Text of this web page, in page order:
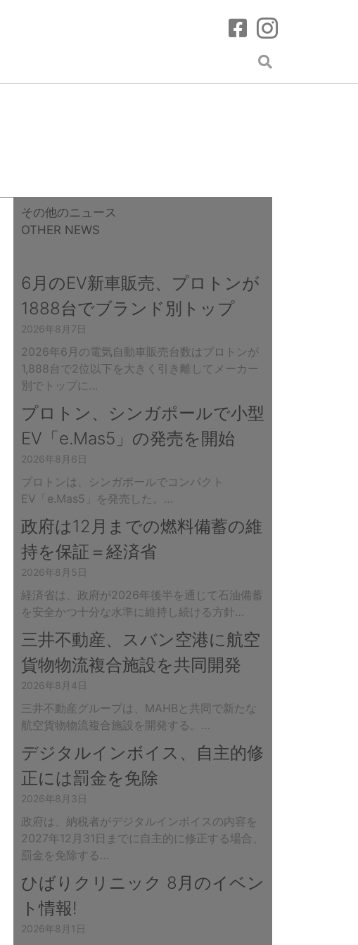
その他のニュース
OTHER NEWS
6月のEV新車販売、プロトンが
1888台でブランド別トップ
2026年8月7日
2026年6月の電気自動車販売台数はプロトンが
1,888台で2位以下を大きく引き離してメーカー
別でトップに…
プロトン、シンガポールで小型
EV「e.Mas5」の発売を開始
2026年8月6日
プロトンは、シンガポールでコンパクト
EV「e.Mas5」を発売した。…
政府は12月までの燃料備蓄の維
持を保証＝経済省
2026年8月5日
経済省は、政府が2026年後半を通じて石油備蓄
を安全かつ十分な水準に維持し続ける方針…
三井不動産、スバン空港に航空
貨物物流複合施設を共同開発
2026年8月4日
三井不動産グループは、MAHBと共同で新たな
航空貨物物流複合施設を開発する。…
デジタルインボイス、自主的修
正には罰金を免除
2026年8月3日
政府は、納税者がデジタルインボイスの内容を
2027年12月31日までに自主的に修正する場合、
罰金を免除する…
ひばりクリニック 8月のイベン
ト情報!
2026年8月1日